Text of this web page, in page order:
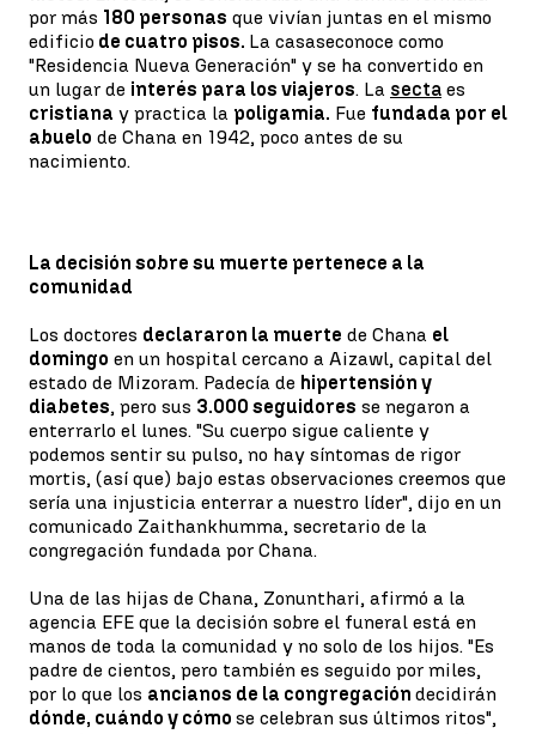
por más 180 personas que vivían juntas en el mismo
edificio de cuatro pisos. La casaseconoce como
"Residencia Nueva Generación" y se ha convertido en
un lugar de interés para los viajeros. La secta es
cristiana y practica la poligamia. Fue fundada por el
abuelo de Chana en 1942, poco antes de su
nacimiento.
La decisión sobre su muerte pertenece a la
comunidad
Los doctores declararon la muerte de Chana el
domingo en un hospital cercano a Aizawl, capital del
estado de Mizoram. Padecía de hipertensión y
diabetes, pero sus 3.000 seguidores se negaron a
enterrarlo el lunes. "Su cuerpo sigue caliente y
podemos sentir su pulso, no hay síntomas de rigor
mortis, (así que) bajo estas observaciones creemos que
sería una injusticia enterrar a nuestro líder", dijo en un
comunicado Zaithankhumma, secretario de la
congregación fundada por Chana.
Una de las hijas de Chana, Zonunthari, afirmó a la
agencia EFE que la decisión sobre el funeral está en
manos de toda la comunidad y no solo de los hijos. "Es
padre de cientos, pero también es seguido por miles,
por lo que los ancianos de la congregación decidirán
dónde, cuándo y cómo se celebran sus últimos ritos",